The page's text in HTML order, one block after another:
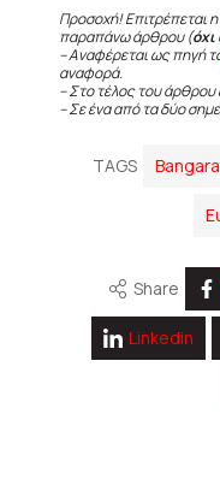
Προσοχή! Επιτρέπεται
παραπάνω άρθρου (όχι
– Αναφέρεται ως πηγή
αναφορά.
– Στο τέλος του
– Σε ένα από τα δύο
TAGS
Share
Linkedin